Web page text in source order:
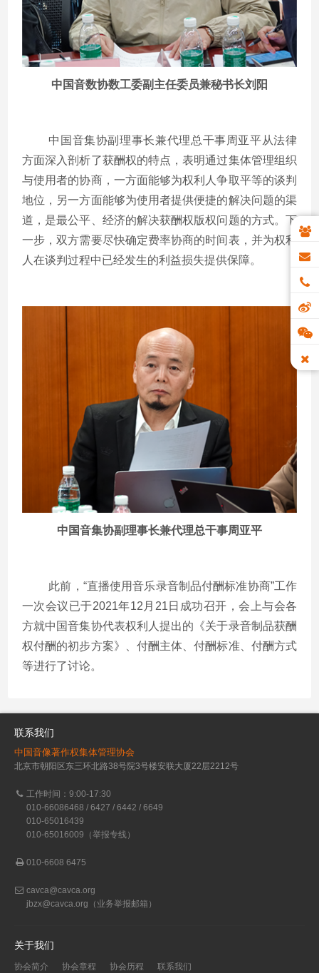
中国音数协数工委副主任委员兼秘书长刘阳
中国音集协副理事长兼代理总干事周亚平从法律
方面深入剖析了获酬权的特点，表明通过集体管理组织
与使用者的协商，一方面能够为权利人争取平等的谈判
地位，另一方面能够为使用者提供便捷的解决问题的渠
道，是最公平、经济的解决获酬权版权问题的方式。下
一步，双方需要尽快确定费率协商的时间表，并为权利
人在谈判过程中已经发生的利益损失提供保障。
中国音集协副理事长兼代理总干事周亚平
此前，“直播使用音乐录音制品付酬标准协商”工作
一次会议已于2021年12 月 21 日成功召开，会上与会各
方就中国音集协代表权利人提出的《关于录音制品获酬
权付酬的初步方案》、付酬主体、付酬标准、付酬方式
等进行了讨论。
联系我们
中国音像著作权集体管理协会
北京市朝阳区东三环北路38号院3号楼安联大厦22层2212号
工作时间：9:00-17:30
010-66086468 / 6427 / 6442 / 6649
010-65016439
010-65016009（举报专线）
010-6608 6475
cavca@cavca.org
jbzx@cavca.org （业务举报邮箱）
关于我们
协会简介 协会章程 协会历程 联系我们